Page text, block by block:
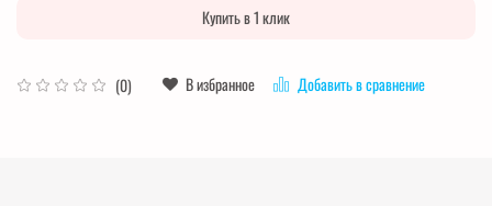
(0) В избранное Добавить в сравнение
Купить в 1 клик